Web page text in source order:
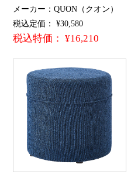
メーカー：QUON（クオン）
税込定価： ¥30,580
税込特価： ¥16,210